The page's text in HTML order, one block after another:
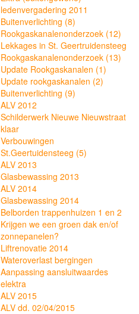
ledenvergadering 2011
Buitenverlichting (8)
Rookgaskanalenonderzoek (12)
Lekkages in St. Geertruidensteeg
Rookgaskanalenonderzoek (13)
Update Rookgaskanalen (1)
Update rookgaskanalen (2)
Buitenverlichting (9)
ALV 2012
Schilderwerk Nieuwe Nieuwstraat
klaar
Verbouwingen
St.Geertuidensteeg (5)
ALV 2013
Glasbewassing 2013
ALV 2014
Glasbewassing 2014
Belborden trappenhuizen 1 en 2
Krijgen we een groen dak en/of
zonnepanelen?
Liftrenovatie 2014
Wateroverlast bergingen
Aanpassing aansluitwaardes
elektra
ALV 2015
ALV dd. 02/04/2015